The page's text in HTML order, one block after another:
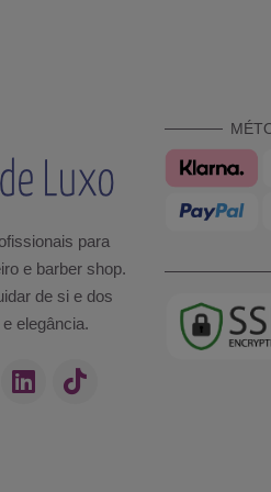
para
e barber shop.
de si e dos
elegância.